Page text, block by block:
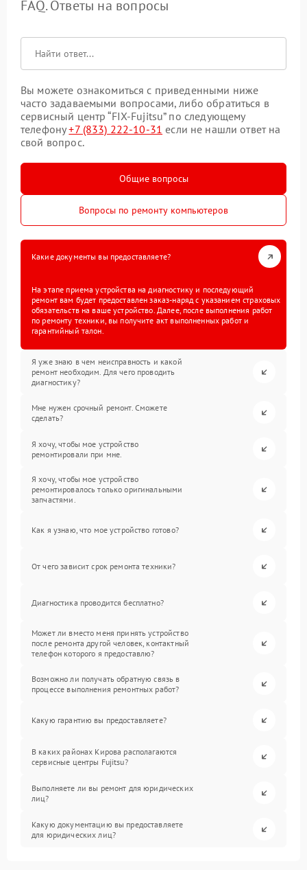
FAQ. Ответы на вопросы
Вы можете ознакомиться с приведенными ниже
часто задаваемыми вопросами, либо обратиться в
сервисный центр “FIX-Fujitsu” по следующему
телефону+7 (833) 222-10-31 если не нашли ответ на
свой вопрос.
Общие вопросы
Вопросы по ремонту компьютеров
Какие документы вы предоставляете?
На этапе приема устройства на диагностику и последующий
ремонт вам будет предоставлен заказ-наряд с указанием страховых
обязательств на ваше устройство. Далее, после выполнения работ
по ремонту техники, вы получите акт выполненных работ и
гарантийный талон.
Я уже знаю в чем неисправность и какой
ремонт необходим. Для чего проводить
диагностику?
Мне нужен срочный ремонт. Сможете
сделать?
Я хочу, чтобы мое устройство
ремонтировали при мне.
Я хочу, чтобы мое устройство
ремонтировалось только оригинальными
запчастями.
Как я узнаю, что мое устройство готово?
От чего зависит срок ремонта техники?
Диагностика проводится бесплатно?
Может ли вместо меня принять устройство
после ремонта другой человек, контактный
телефон которого я предоставлю?
Возможно ли получать обратную связь в
процессе выполнения ремонтных работ?
Какую гарантию вы предоставляете?
В каких районах Кирова располагаются
сервисные центры Fujitsu?
Выполняете ли вы ремонт для юридических
лиц?
Какую документацию вы предоставляете
для юридических лиц?